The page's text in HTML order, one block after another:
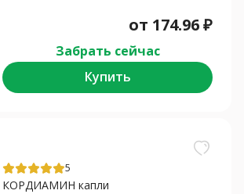
от 174.96₽
Забрать сейчас
Купить
5
КОРДИАМИН капли